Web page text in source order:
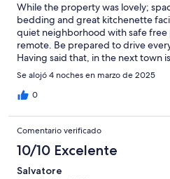
While the property was lovely;
bedding and great kitchenette
quiet neighborhood with safe free
remote. Be prepared to drive
Having said that, in the next town
la Posta. Well worth the 7 min
here and if you’re just looking for
you can’t go wrong here.
Se alojó 4 noches en marzo de 2025
0
Comentario verificado
10/10 Excelente
Salvatore